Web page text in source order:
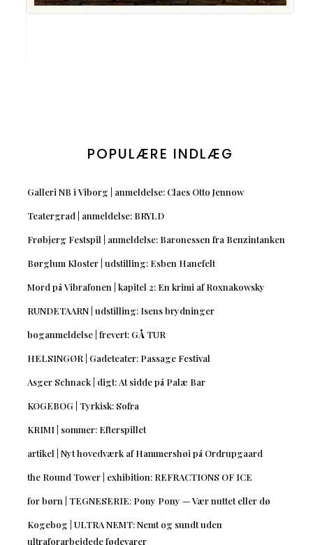
POPULÆRE INDLÆG
Galleri NB i Viborg | anmeldelse: Claes Otto Jennow
Teatergrad | anmeldelse: BRYLD
Frøbjerg Festspil | anmeldelse: Baronessen fra Benzintanken
Børglum Kloster | udstilling: Esben Hanefelt
Mord på Vibrafonen | kapitel 2: En krimi af Roxnakowsky
RUNDETAARN | udstilling: Isens brydninger
boganmeldelse | frevert: GÅ TUR
HELSINGØR | Gadeteater: Passage Festival
Asger Schnack | digt: At sidde på Palæ Bar
KOGEBOG | Tyrkisk: Sofra
KRIMI | sommer: Efterspillet
artikel | Nyt hovedværk af Hammershøi på Ordrupgaard
the Round Tower | exhibition: REFRACTIONS OF ICE
for børn | TEGNESERIE: Pony Pony — Vær nuttet eller dø
Kogebog | ULTRA NEMT: Nemt og sundt uden
ultraforarbejdede fødevarer